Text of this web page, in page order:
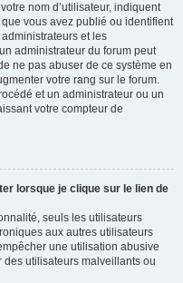
nom d’utilisateur, indiquent
vous avez publié ou identifient
et les
administrateur du forum peut
ne pas abuser de ce système en
votre rang sur le forum.
et un administrateur ou un
votre compteur de
lorsque je clique sur le lien de
seuls les utilisateurs
aux autres utilisateurs
une utilisation abusive
utilisateurs malveillants ou